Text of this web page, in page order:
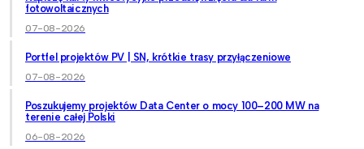
fotowoltaicznych
07-08-2026
Portfel projektów PV | SN, krótkie trasy przyłączeniowe
07-08-2026
Poszukujemy projektów Data Center o mocy 100–200 MW na
terenie całej Polski
06-08-2026